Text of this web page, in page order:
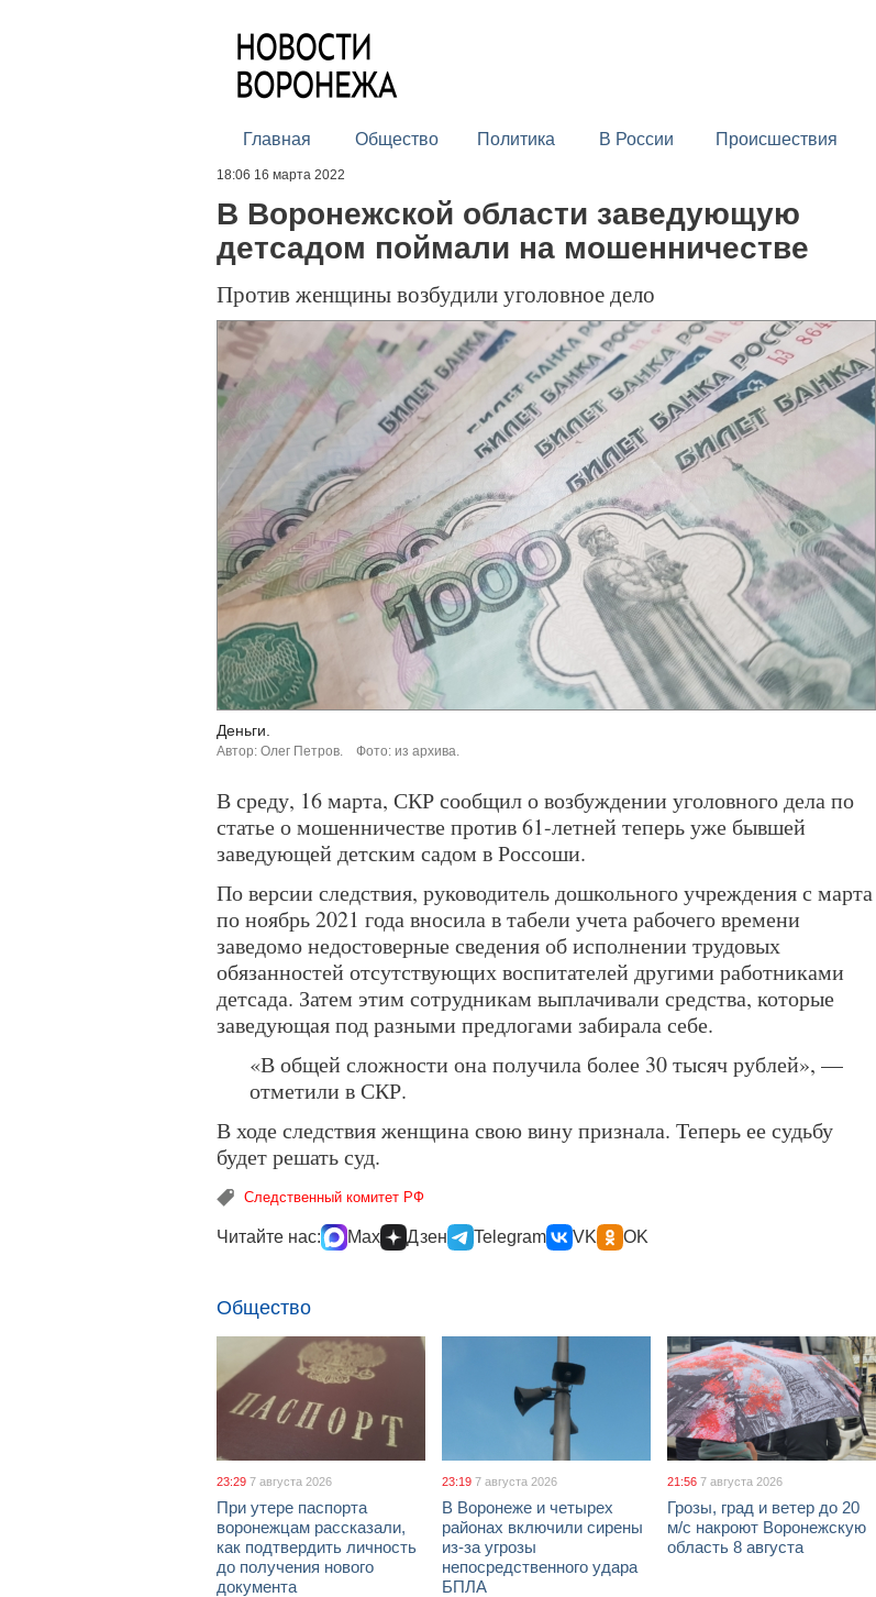
Главная Общество Политика В России Происшествия
18:06 16 марта 2022
В Воронежской области заведующую
детсадом поймали на мошенничестве
Против женщины возбудили уголовное дело
Деньги.
Автор: Олег Петров. Фото: из архива.
В среду, 16 марта, СКР сообщил о возбуждении уголовного дела по
статье о мошенничестве против 61-летней теперь уже бывшей
заведующей детским садом в Россоши.
По версии следствия, руководитель дошкольного учреждения с марта
по ноябрь 2021 года вносила в табели учета рабочего времени
заведомо недостоверные сведения об исполнении трудовых
обязанностей отсутствующих воспитателей другими работниками
детсада. Затем этим сотрудникам выплачивали средства, которые
заведующая под разными предлогами забирала себе.
«В общей сложности она получила более 30 тысяч рублей», —
отметили в СКР.
В ходе следствия женщина свою вину признала. Теперь ее судьбу
будет решать суд.
Следственный комитет РФ
Читайте нас: Max Дзен Telegram VK OK
Общество
23:29 7 августа 2026
При утере паспорта
воронежцам рассказали,
как подтвердить личность
до получения нового
документа
23:19 7 августа 2026
В Воронеже и четырех
районах включили сирены
из-за угрозы
непосредственного удара
БПЛА
21:56 7 августа 2026
Грозы, град и ветер до 20
м/с накроют Воронежскую
область 8 августа